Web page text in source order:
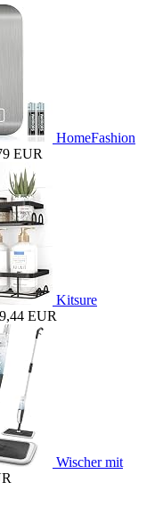
HomeFashion
EUR
Kitsure
9,44 EUR
Wischer mit